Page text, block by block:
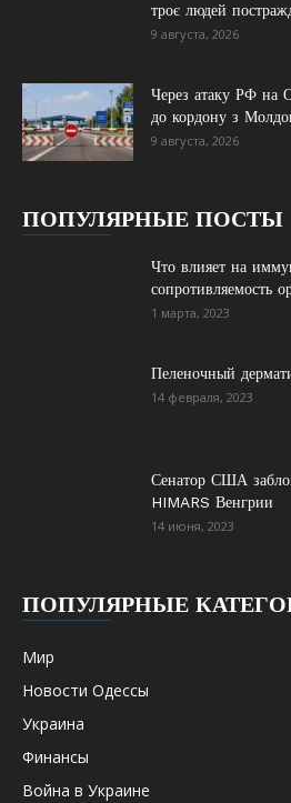
троє людей
9 августа, 2026
Через атаку РФ на
до кордону з
9 августа, 2026
ПОПУЛЯРНЫЕ ПОСТЫ
Что влияет на
сопротивляемость
1 марта, 2023
Пеленочный
14 февраля, 2023
Сенатор США
HIMARS Венгрии
14 июня, 2023
ПОПУЛЯРНЫЕ
Мир
Новости Одессы
Украина
Финансы
Война в Украине